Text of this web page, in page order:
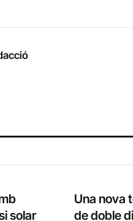
solar
Una nova
de doble